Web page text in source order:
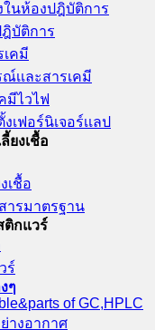
ในห้องปฎิบัติการ
ฎิบัติการ
เคมี
เเละสารเคมี
มีไวไฟ
เฟอร์นิเจอร์เเลป
ยงเชื้อ
เชื้อ
ารมาตรฐาน
ติกแวร์
ร์
ๆ
of GC,HPLC
างอากาศ